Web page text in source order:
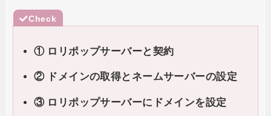
① ロリポップサーバーと契約
② ドメインの取得とネームサーバーの設定
③ ロリポップサーバーにドメインを設定